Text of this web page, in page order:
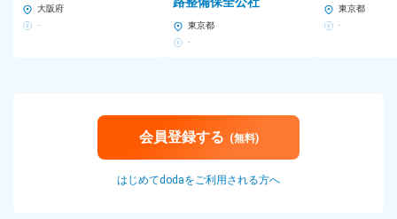
大阪府
-
東京都
-
東京都
-
会員登録する (無料)
はじめてdodaをご利用される方へ